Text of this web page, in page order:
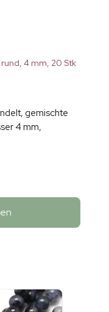
4 mm, 20 Stk
gemischte
4 mm,